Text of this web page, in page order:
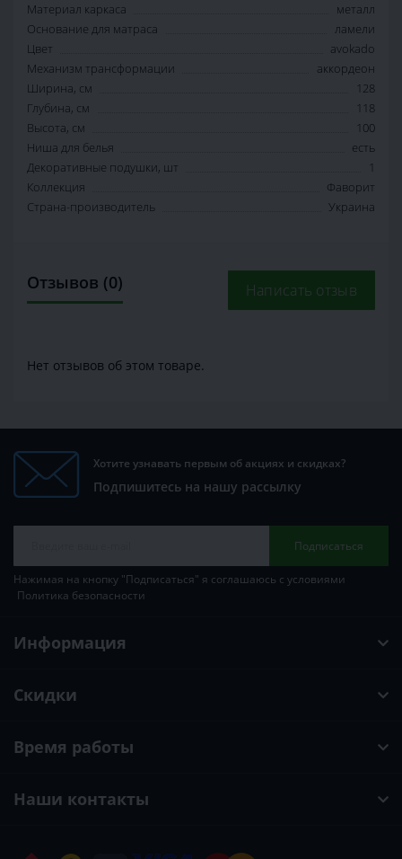
Материал каркаса
металл
Основание для матраса
ламели
Цвет
avokado
Механизм трансформации
аккордеон
Ширина, см
128
Глубина, см
118
Высота, см
100
Ниша для белья
есть
Декоративные подушки, шт
1
Коллекция
Фаворит
Страна-производитель
Украина
Отзывов (0) Написать отзыв
Нет отзывов об этом товаре.
Хотите узнавать первым об акциях и скидках?
Подпишитесь на нашу рассылку
Подписаться
Нажимая на кнопку "Подписаться" я соглашаюсь с условиями
Политика безопасности
Информация
Скидки
Время работы
Наши контакты